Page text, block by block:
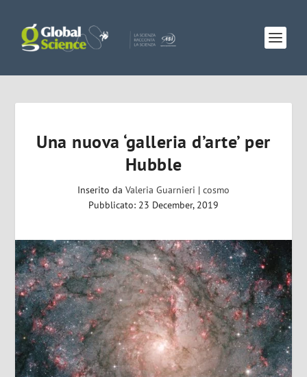
Una nuova ‘galleria d’arte’ per
Hubble
Inserito da Valeria Guarnieri | cosmo
Pubblicato: 23 December, 2019